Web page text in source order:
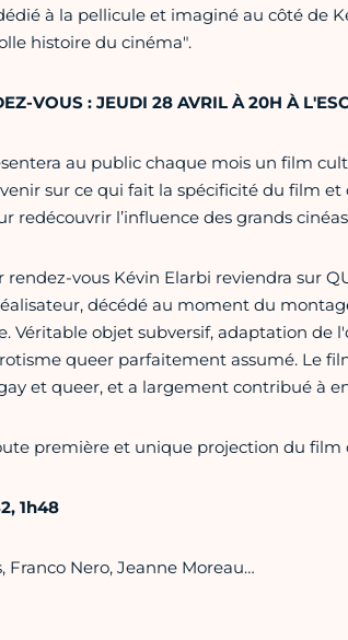
à la pellicule et imaginé au côté de
histoire du cinéma".
VOUS : JEUDI 28 AVRIL À 20H À
au public chaque mois un film
sur ce qui fait la spécificité du film
redécouvrir l’influence des grands
rendez-vous Kévin Elarbi reviendra sur
décédé au moment du
Véritable objet subversif, adaptation
queer parfaitement assumé. Le
et queer, et a largement contribué à
première et unique projection du film
1h48
Franco Nero, Jeanne Moreau…